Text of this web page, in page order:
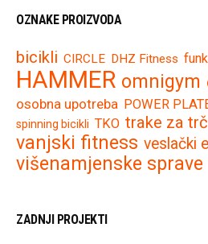
OZNAKE PROIZVODA
bicikli CIRCLE DHZ Fitness
HAMMER omnigym
osobna upotreba POWER
spinning bicikli TKO trake za
vanjski fitness veslački
višenamjenske sprave
ZADNJI PROJEKTI